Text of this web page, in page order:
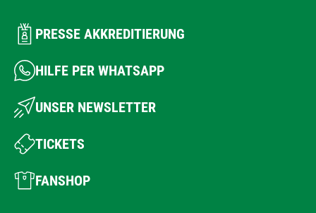
PRESSE AKKREDITIERUNG
HILFE PER WHATSAPP
UNSER NEWSLETTER
TICKETS
FANSHOP